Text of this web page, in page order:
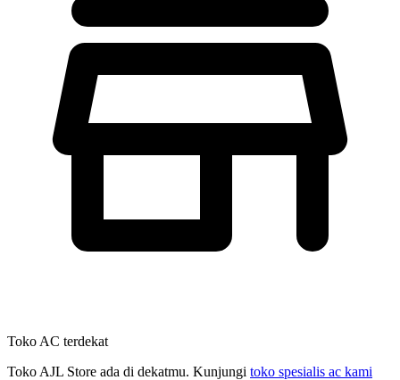
Toko AC terdekat
Toko AJL Store ada di dekatmu. Kunjungi toko spesialis ac kami